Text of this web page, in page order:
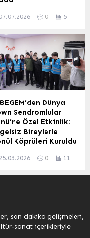
35-40...
organize
vatandaşların
katılımıyla tüm
sürüyor. Kültür,
ve eğlenceyi
farklı
bir araya
etkinlikler, her
vatandaşa keyifli
akşamları yaşatıyor. 1
başlayan ve
ayı boyunca
edecek olan
kapsamında
konserler, DJ
07.07.2026 0 5
Dünya
Sendromlular
Özel Etkinlik:
Bireylerle
Köprüleri Kuruldu
artırmak ve
Down Sendromlular
dolayısıyla bir araya
25.03.2026 0 11
son dakika gelişmeleri,
sanat içerikleriyle